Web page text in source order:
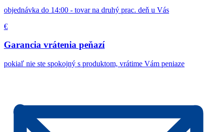
objednávka do 14:00 - tovar na druhý prac. deň u Vás
€
Garancia vrátenia peňazí
pokiaľ nie ste spokojný s produktom, vrátime Vám peniaze